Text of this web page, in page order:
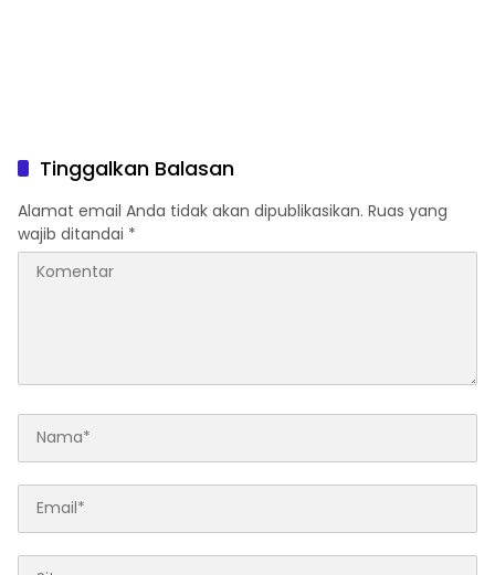
Tinggalkan Balasan
Alamat email Anda tidak akan dipublikasikan. Ruas yang
wajib ditandai *